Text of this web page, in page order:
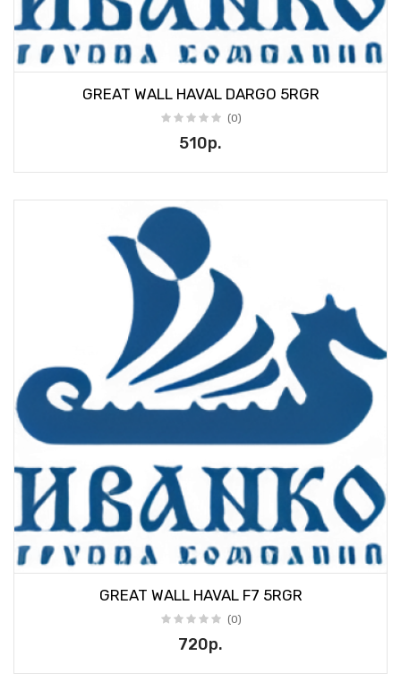
GREAT WALL HAVAL DARGO 5RGR
(0)
510р.
GREAT WALL HAVAL F7 5RGR
(0)
720р.